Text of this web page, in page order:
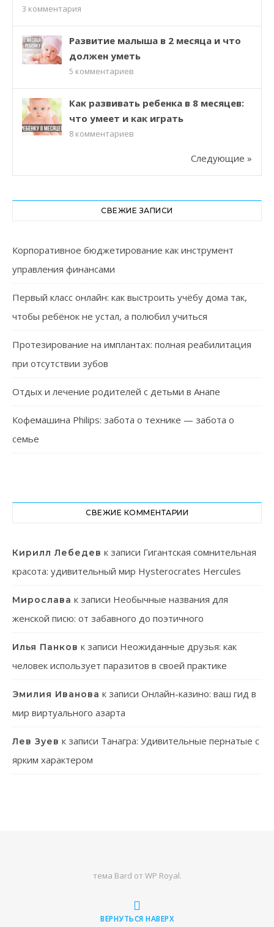
3 комментария
Развитие малыша в 2 месяца и что
должен уметь
5 комментариев
Как развивать ребенка в 8 месяцев:
что умеет и как играть
8 комментариев
Следующие »
СВЕЖИЕ ЗАПИСИ
Корпоративное бюджетирование как инструмент
управления финансами
Первый класс онлайн: как выстроить учёбу дома так,
чтобы ребёнок не устал, а полюбил учиться
Протезирование на имплантах: полная реабилитация
при отсутствии зубов
Отдых и лечение родителей с детьми в Анапе
Кофемашина Philips: забота о технике — забота о
семье
СВЕЖИЕ КОММЕНТАРИИ
Кирилл Лебедев к записи Гигантская сомнительная
красота: удивительный мир Hysterocrates Hercules
Мирослава к записи Необычные названия для
женской писю: от забавного до поэтичного
Илья Панков к записи Неожиданные друзья: как
человек использует паразитов в своей практике
Эмилия Иванова к записи Онлайн-казино: ваш гид в
мир виртуального азарта
Лев Зуев к записи Танагра: Удивительные пернатые с
ярким характером
тема Bard от WP Royal.
ВЕРНУТЬСЯ НАВЕРХ